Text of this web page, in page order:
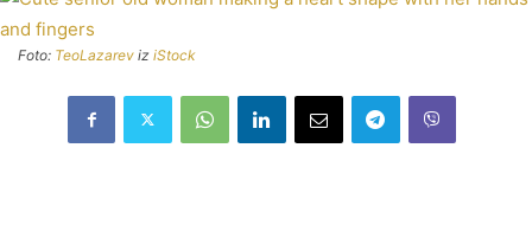
Foto: TeoLazarev iz iStock